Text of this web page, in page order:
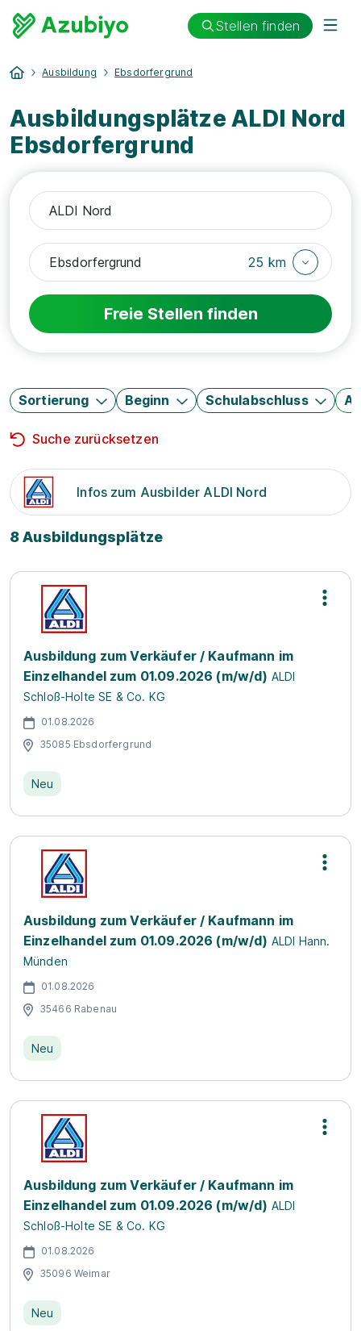
Stellen finden
Ausbildung Ebsdorfergrund
Ausbildungsplätze ALDI Nord
Ebsdorfergrund
25 km
Freie Stellen finden
Sortierung Beginn Schulabschluss
Suche zurücksetzen
Infos zum Ausbilder ALDI Nord
8 Ausbildungsplätze
Ausbildung zum Verkäufer / Kaufmann im
Einzelhandel zum 01.09.2026 (m/w/d) ALDI
Schloß-Holte SE & Co. KG
01.08.2026
35085 Ebsdorfergrund
Neu
Ausbildung zum Verkäufer / Kaufmann im
Einzelhandel zum 01.09.2026 (m/w/d) ALDI Hann.
Münden
01.08.2026
35466 Rabenau
Neu
Ausbildung zum Verkäufer / Kaufmann im
Einzelhandel zum 01.09.2026 (m/w/d) ALDI
Schloß-Holte SE & Co. KG
01.08.2026
35096 Weimar
Neu